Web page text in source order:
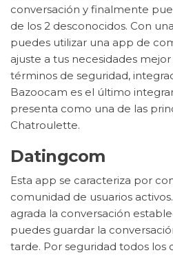
conversación y finalmente
de los 2 desconocidos. Con
puedes utilizar una app de
ajuste a tus necesidades
términos de seguridad,
Bazoocam es el último
presenta como una de las
Chatroulette.
Datingcom
Esta app se caracteriza por
comunidad de usuarios
agrada la conversación
puedes guardar la
tarde. Por seguridad todos los